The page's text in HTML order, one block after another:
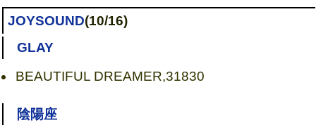
JOYSOUND(10/16)
GLAY
BEAUTIFUL DREAMER,31830
陰陽座